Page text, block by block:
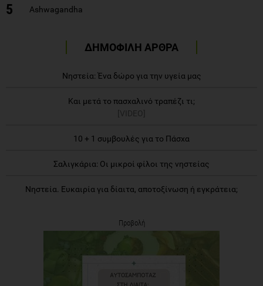
5 Ashwagandha
ΔΗΜΟΦΙΛΗ ΑΡΘΡΑ
Νηστεία: Ένα δώρο για την υγεία μας
Και μετά το πασχαλινό τραπέζι τι;
[VIDEO]
10 + 1 συμβουλές για το Πάσχα
Σαλιγκάρια: Οι μικροί φίλοι της νηστείας
Νηστεία. Ευκαιρία για δίαιτα, αποτοξίνωση ή εγκράτεια;
Προβολή